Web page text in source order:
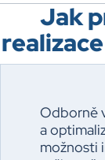
Jak
Odborně
a
možnosti